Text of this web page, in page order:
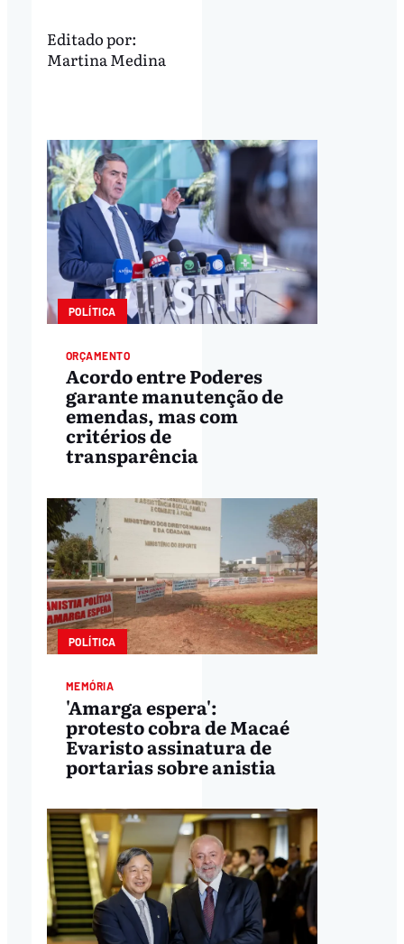
Editado por:
Martina Medina
POLÍTICA
ORÇAMENTO
Acordo entre Poderes
garante manutenção de
emendas, mas com
critérios de
transparência
POLÍTICA
MEMÓRIA
'Amarga espera':
protesto cobra de Macaé
Evaristo assinatura de
portarias sobre anistia